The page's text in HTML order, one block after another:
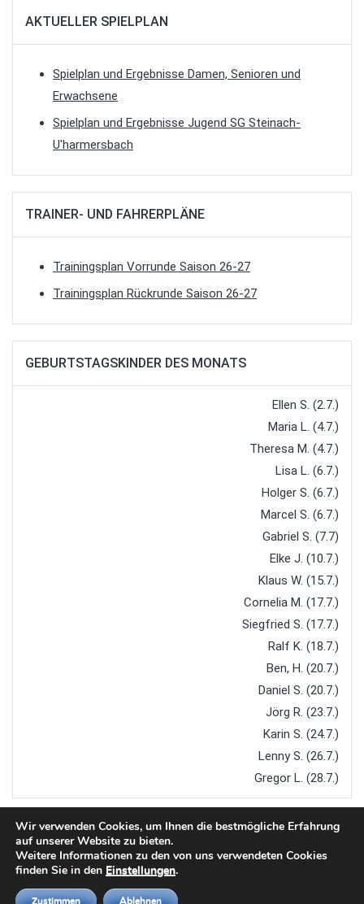
AKTUELLER SPIELPLAN
Spielplan und Ergebnisse Damen, Senioren und
Erwachsene
Spielplan und Ergebnisse Jugend SG Steinach-
U'harmersbach
TRAINER- UND FAHRERPLÄNE
Trainingsplan Vorrunde Saison 26-27
Trainingsplan Rückrunde Saison 26-27
GEBURTSTAGSKINDER DES MONATS
Ellen S. (2.7.)
Maria L. (4.7.)
Theresa M. (4.7.)
Lisa L. (6.7.)
Holger S. (6.7.)
Marcel S. (6.7.)
Gabriel S. (7.7)
Elke J. (10.7.)
Klaus W. (15.7.)
Cornelia M. (17.7.)
Siegfried S. (17.7.)
Ralf K. (18.7.)
Ben, H. (20.7.)
Daniel S. (20.7.)
Jörg R. (23.7.)
Karin S. (24.7.)
Lenny S. (26.7.)
Gregor L. (28.7.)
Copyright © 2026TTC Steinach
Wir verwenden Cookies, um Ihnen die bestmögliche Erfahrung
auf unserer Website zu bieten.
Weitere Informationen zu den von uns verwendeten Cookies
finden Sie in den Einstellungen.
Zustimmen Ablehnen